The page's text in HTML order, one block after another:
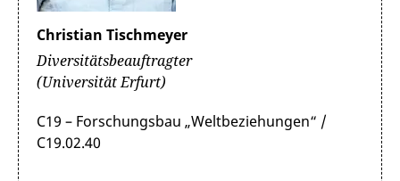
Christian Tischmeyer
Diversitätsbeauftragter
(Universität Erfurt)
C19 – Forschungsbau „Weltbeziehungen“ /
C19.02.40